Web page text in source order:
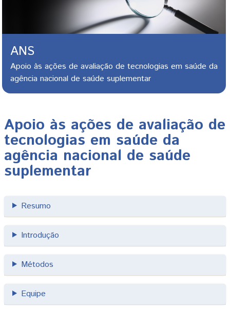
ANS
Apoio às ações de avaliação de tecnologias em saúde da
agência nacional de saúde suplementar
Apoio às ações de avaliação de
tecnologias em saúde da
agência nacional de saúde
suplementar
Resumo
Introdução
Métodos
Equipe